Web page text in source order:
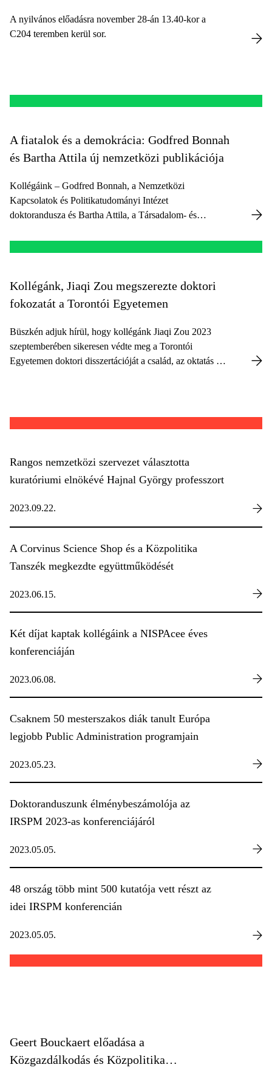
A nyilvános előadásra november 28-án 13.40-kor a
C204 teremben kerül sor.
A fiatalok és a demokrácia: Godfred Bonnah
és Bartha Attila új nemzetközi publikációja
Kollégáink – Godfred Bonnah, a Nemzetközi
Kapcsolatok és Politikatudományi Intézet
doktorandusza és Bartha Attila, a Társadalom- és
vizsgálnak legújabb kutatásukban a Contemporary
Kollégánk, Jiaqi Zou megszerezte doktori
fokozatát a Torontói Egyetemen
Büszkén adjuk hírül, hogy kollégánk Jiaqi Zou 2023
szeptemberében sikeresen védte meg a Torontói
Egyetemen doktori disszertációját a család, az oktatás és
Rangos nemzetközi szervezet választotta
kuratóriumi elnökévé Hajnal György professzort
2023.09.22.
A Corvinus Science Shop és a Közpolitika
Tanszék megkezdte együttműködését
2023.06.15.
Két díjat kaptak kollégáink a NISPAcee éves
konferenciáján
2023.06.08.
Csaknem 50 mesterszakos diák tanult Európa
legjobb Public Administration programjain
2023.05.23.
Doktoranduszunk élménybeszámolója az
IRSPM 2023-as konferenciájáról
2023.05.05.
48 ország több mint 500 kutatója vett részt az
idei IRSPM konferencián
2023.05.05.
Geert Bouckaert előadása a
Közgazdálkodás és Közpolitika